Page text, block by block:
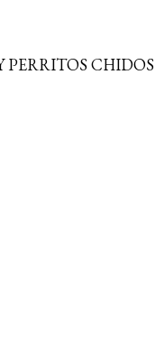
PERRITOS CHIDOS